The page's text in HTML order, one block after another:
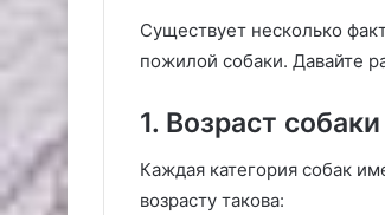
Существует несколько
пожилой собаки. Давайте
1. Возраст собаки
Каждая категория собак
возрасту такова: